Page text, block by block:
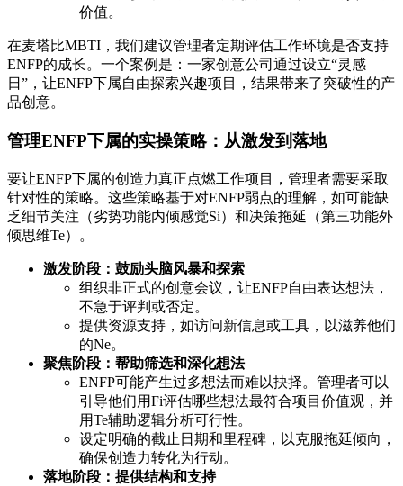
价值。
在麦塔比MBTI，我们建议管理者定期评估工作环境是否支持
ENFP的成长。一个案例是：一家创意公司通过设立“灵感
日”，让ENFP下属自由探索兴趣项目，结果带来了突破性的产
品创意。
管理ENFP下属的实操策略：从激发到落地
要让ENFP下属的创造力真正点燃工作项目，管理者需要采取
针对性的策略。这些策略基于对ENFP弱点的理解，如可能缺
乏细节关注（劣势功能内倾感觉Si）和决策拖延（第三功能外
倾思维Te）。
激发阶段：鼓励头脑风暴和探索
组织非正式的创意会议，让ENFP自由表达想法，
不急于评判或否定。
提供资源支持，如访问新信息或工具，以滋养他们
的Ne。
聚焦阶段：帮助筛选和深化想法
ENFP可能产生过多想法而难以抉择。管理者可以
引导他们用Fi评估哪些想法最符合项目价值观，并
用Te辅助逻辑分析可行性。
设定明确的截止日期和里程碑，以克服拖延倾向，
确保创造力转化为行动。
落地阶段：提供结构和支持